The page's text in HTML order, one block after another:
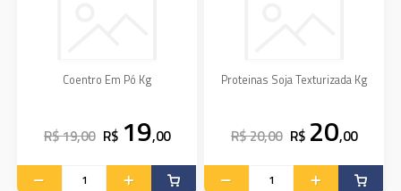
Coentro Em Pó Kg
R$ 19,00 R$ 19,00
Proteinas Soja Texturizada Kg
R$ 20,00 R$ 20,00